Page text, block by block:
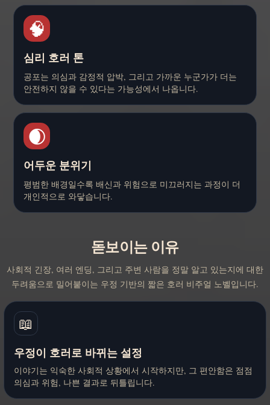
🧠
심리 호러 톤
공포는 의심과 감정적 압박, 그리고 가까운 누군가가 더는
안전하지 않을 수 있다는 가능성에서 나옵니다.
🌒
어두운 분위기
평범한 배경일수록 배신과 위험으로 미끄러지는 과정이 더
개인적으로 와닿습니다.
돋보이는 이유
사회적 긴장, 여러 엔딩, 그리고 주변 사람을 정말 알고 있는지에 대한
두려움으로 밀어붙이는 우정 기반의 짧은 호러 비주얼 노벨입니다.
📖
우정이 호러로 바뀌는 설정
이야기는 익숙한 사회적 상황에서 시작하지만, 그 편안함은 점점
의심과 위험, 나쁜 결과로 뒤틀립니다.